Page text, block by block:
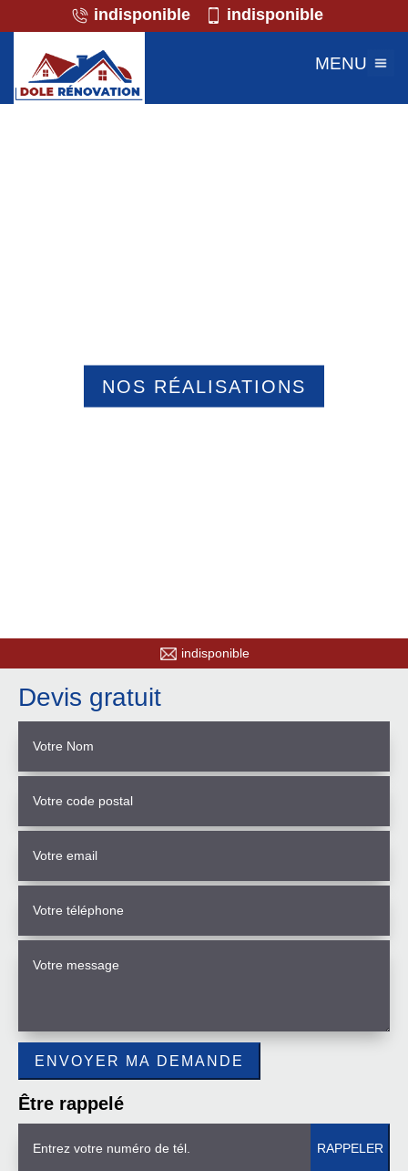
indisponible indisponible
MENU
NOS RÉALISATIONS
indisponible
Devis gratuit
Être rappelé